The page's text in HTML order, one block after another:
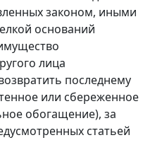
законом, иными
оснований
лица
последнему
или сбереженное
обогащение), за
статьей